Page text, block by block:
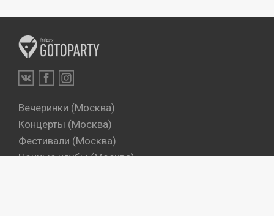
Вечеринки (Москва)
Концерты (Москва)
Фестивали (Москва)
Ночные клубы (Москва)